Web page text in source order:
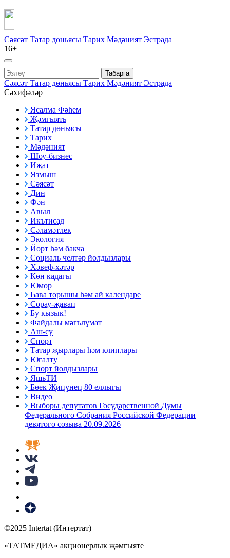
Сәясәт Татар дөньясы Тарих Мәдәният Эстрада
16+
Табарга
Сәясәт Татар дөньясы Тарих Мәдәният Эстрада
Сәхифәләр
Ясалма Фәһем
Җәмгыять
Татар дөньясы
Тарих
Мәдәният
Шоу-бизнес
Иҗат
Язмыш
Сәясәт
Дин
Фән
Авыл
Икътисад
Сәламәтлек
Экология
Йорт һәм бакча
Социаль челтәр йолдызлары
Хәвеф-хәтәр
Көн кадагы
Юмор
Һава торышы һәм ай календаре
Сорау-җавап
Бу кызык!
Файдалы мәгълүмат
Аш-су
Спорт
Татар җырлары һәм клиплары
Югалту
Спорт йолдызлары
ЯшьТИ
Бөек Җиңүнең 80 еллыгы
Видео
Выборы депутатов Государственной Думы
Федерального Собрания Российской Федерации
девятого созыва 20.09.2026
©2025 Intertat (Интертат)
«ТАТМЕДИА» акционерлык җәмгыяте